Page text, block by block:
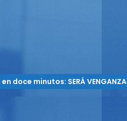
doce minutos: SERÁ VENGANZA